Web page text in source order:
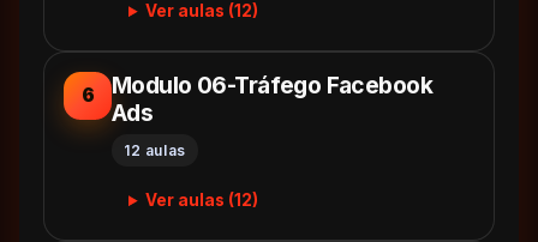
Ver aulas (12)
6
Modulo 06-Tráfego Facebook
Ads
12 aulas
Ver aulas (12)